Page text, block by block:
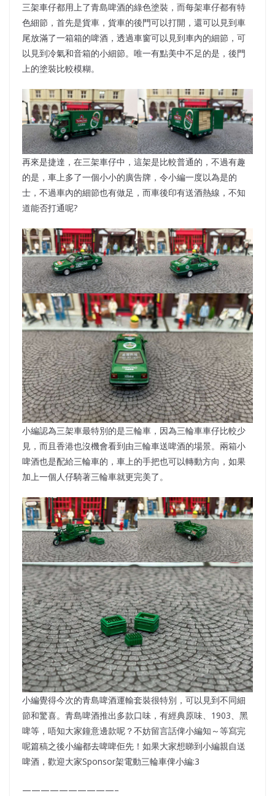
三架車仔都用上了青島啤酒的綠色塗裝，而每架車仔都有特
色細節，首先是貨車，貨車的後門可以打開，還可以見到車
尾放滿了一箱箱的啤酒，透過車窗可以見到車內的細節，可
以見到冷氣和音箱的小細節。唯一有點美中不足的是，後門
上的塗裝比較模糊。
再來是捷達，在三架車仔中，這架是比較普通的，不過有趣
的是，車上多了一個小小的廣告牌，令小編一度以為是的
士，不過車內的細節也有做足，而車後印有送酒熱線，不知
道能否打通呢?
小編認為三架車最特別的是三輪車，因為三輪車車仔比較少
見，而且香港也沒機會看到由三輪車送啤酒的場景。兩箱小
啤酒也是配給三輪車的，車上的手把也可以轉動方向，如果
加上一個人仔騎著三輪車就更完美了。
小編覺得今次的青島啤酒運輸套裝很特別，可以見到不同細
節和驚喜。青島啤酒推出多款口味，有經典原味、1903、黑
啤等，唔知大家鐘意邊款呢？不妨留言話俾小編知～等寫完
呢篇稿之後小編都去啤啤佢先！如果大家想睇到小編親自送
啤酒，歡迎大家Sponsor架電動三輪車俾小編:3
——————————–